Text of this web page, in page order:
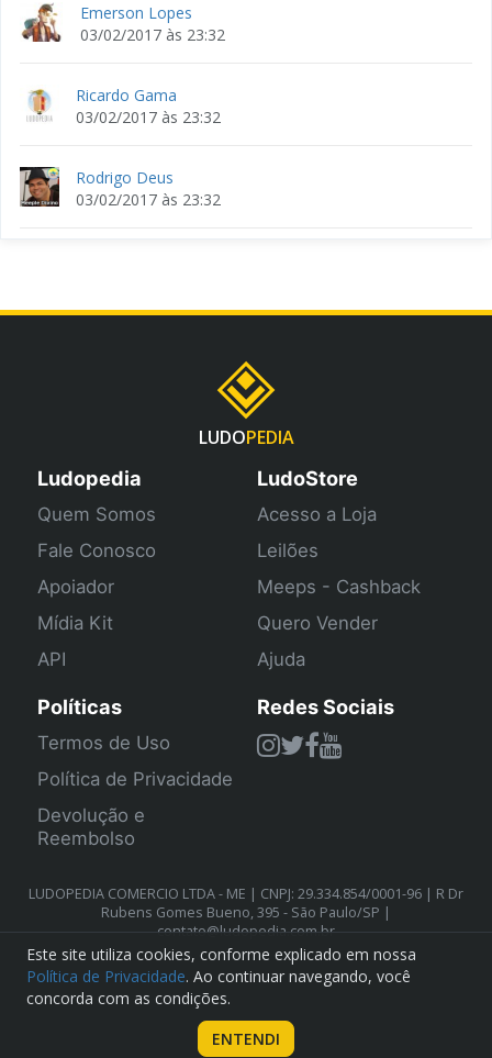
Emerson Lopes
03/02/2017 às 23:32
Ricardo Gama
03/02/2017 às 23:32
Rodrigo Deus
03/02/2017 às 23:32
LUDOPEDIA
Ludopedia
Quem Somos
Fale Conosco
Apoiador
Mídia Kit
API
LudoStore
Acesso a Loja
Leilões
Meeps - Cashback
Quero Vender
Ajuda
Políticas
Termos de Uso
Política de Privacidade
Devolução e
Reembolso
Redes Sociais
LUDOPEDIA COMERCIO LTDA - ME | CNPJ: 29.334.854/0001-96 | R Dr
Rubens Gomes Bueno, 395 - São Paulo/SP |
contato@ludopedia.com.br
Este site utiliza cookies, conforme explicado em nossa
Política de Privacidade. Ao continuar navegando, você
concorda com as condições.
ENTENDI